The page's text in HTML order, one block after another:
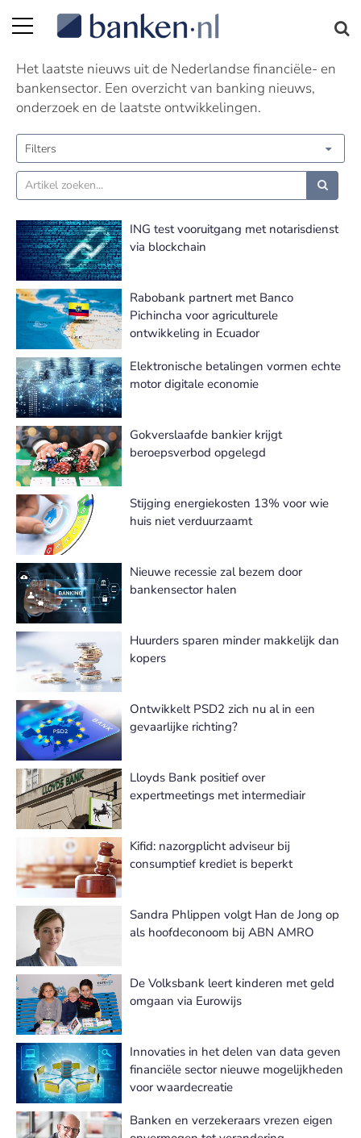
Nieuws | Pagina 163
Het laatste nieuws uit de Nederlandse financiële- en
bankensector. Een overzicht van banking nieuws,
onderzoek en de laatste ontwikkelingen.
Filters
ING test vooruitgang met notarisdienst
via blockchain
Rabobank partnert met Banco
Pichincha voor agriculturele
ontwikkeling in Ecuador
Elektronische betalingen vormen echte
motor digitale economie
Gokverslaafde bankier krijgt
beroepsverbod opgelegd
Stijging energiekosten 13% voor wie
huis niet verduurzaamt
Nieuwe recessie zal bezem door
bankensector halen
Huurders sparen minder makkelijk dan
kopers
Ontwikkelt PSD2 zich nu al in een
gevaarlijke richting?
Lloyds Bank positief over
expertmeetings met intermediair
Kifid: nazorgplicht adviseur bij
consumptief krediet is beperkt
Sandra Phlippen volgt Han de Jong op
als hoofdeconoom bij ABN AMRO
De Volksbank leert kinderen met geld
omgaan via Eurowijs
Innovaties in het delen van data geven
financiële sector nieuwe mogelijkheden
voor waardecreatie
Banken en verzekeraars vrezen eigen